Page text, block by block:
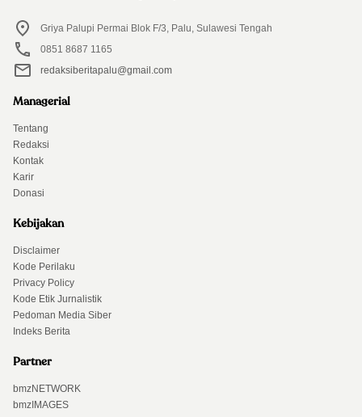
Griya Palupi Permai Blok F/3, Palu, Sulawesi Tengah
0851 8687 1165
redaksiberitapalu@gmail.com
Managerial
Tentang
Redaksi
Kontak
Karir
Donasi
Kebijakan
Disclaimer
Kode Perilaku
Privacy Policy
Kode Etik Jurnalistik
Pedoman Media Siber
Indeks Berita
Partner
bmzNETWORK
bmzIMAGES